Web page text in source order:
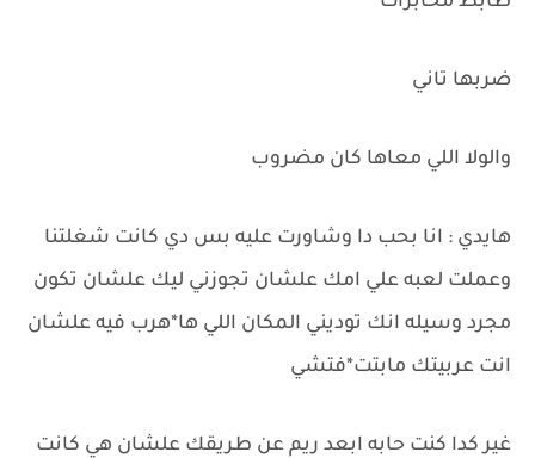
ضربها تاني
والولا اللي معاها كان مضروب
هايدي : انا بحب دا وشاورت عليه بس دي كانت شغلتنا
وعملت لعبه علي امك علشان تجوزني ليك علشان تكون
مجرد وسيله انك توديني المكان اللي ها*هرب فيه علشان
انت عربيتك مابتت*فتشي
غير كدا كنت حابه ابعد ريم عن طريقك علشان هي كانت